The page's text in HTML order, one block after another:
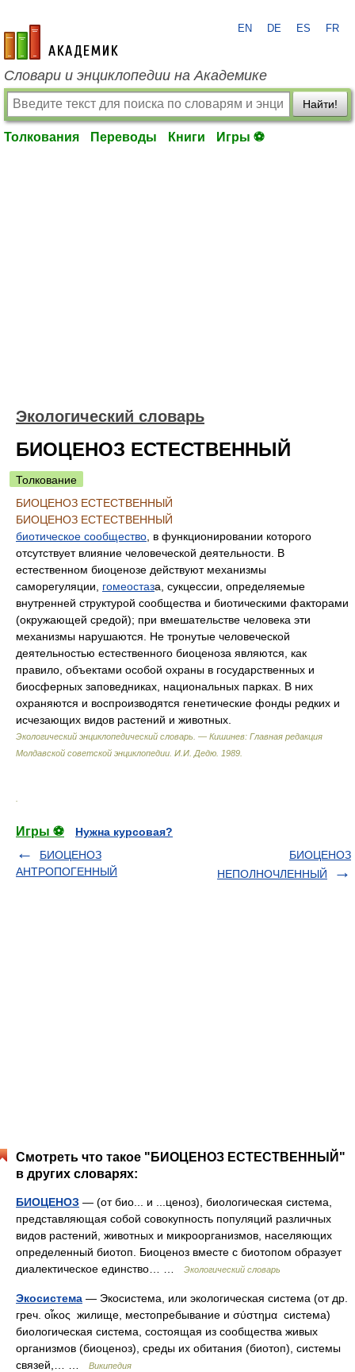
academic.ru
EN DE ES FR
Словари и энциклопедии на Академике
Найти!
Толкования Переводы Книги Игры ⚽
Экологический словарь
БИОЦЕНОЗ ЕСТЕСТВЕННЫЙ
Толкование
БИОЦЕНОЗ ЕСТЕСТВЕННЫЙ
БИОЦЕНОЗ ЕСТЕСТВЕННЫЙ
биотическое сообщество , в функционировании которого
отсутствует влияние человеческой деятельности. В
естественном биоценозе действуют механизмы
саморегуляции, гомеостаза, сукцессии, определяемые
внутренней структурой сообщества и биотическими факторами
(окружающей средой); при вмешательстве человека эти
механизмы нарушаются. Не тронутые человеческой
деятельностью естественного биоценоза являются, как
правило, объектами особой охраны в государственных и
биосферных заповедниках, национальных парках. В них
охраняются и воспроизводятся генетические фонды редких и
исчезающих видов растений и животных.
Экологический энциклопедический словарь. — Кишинев: Главная редакция
Молдавской советской энциклопедии И.И. Дедю 1989
Игры ⚽
Нужна курсовая?
БИОЦЕНОЗ
АНТРОПОГЕННЫЙ
БИОЦЕНОЗ
НЕПОЛНОЧЛЕННЫЙ
Смотреть что такое "БИОЦЕНОЗ ЕСТЕСТВЕННЫЙ"
в других словарях:
БИОЦЕНОЗ — (от био... и ...ценоз), биологическая система,
представляющая собой совокупность популяций различных
видов растений, животных и микроорганизмов, населяющих
определенный биотоп. Биоценоз вместе с биотопом образует
диалектическое единство… …
Экологический словарь
Экосистема — Экосистема, или экологическая система (от др.
греч. οἶκος жилище, местопребывание и σύστημα система)
биологическая система, состоящая из сообщества живых
организмов (биоценоз), среды их обитания (биотоп), системы
связей,… …
Википедия